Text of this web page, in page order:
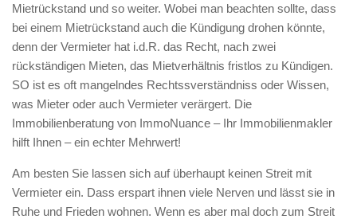
Mietrückstand und so weiter. Wobei man beachten sollte, dass
bei einem Mietrückstand auch die Kündigung drohen könnte,
denn der Vermieter hat i.d.R. das Recht, nach zwei
rückständigen Mieten, das Mietverhältnis fristlos zu Kündigen.
SO ist es oft mangelndes Rechtssverständniss oder Wissen,
was Mieter oder auch Vermieter verärgert. Die
Immobilienberatung von ImmoNuance – Ihr Immobilienmakler
hilft Ihnen – ein echter Mehrwert!
Am besten Sie lassen sich auf überhaupt keinen Streit mit
Vermieter ein. Dass erspart ihnen viele Nerven und lässt sie in
Ruhe und Frieden wohnen. Wenn es aber mal doch zum Streit